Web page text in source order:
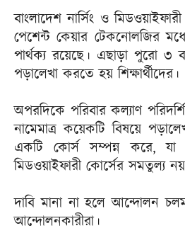
বাংলাদেশ নার্সিং ও
পেশেন্ট কেয়ার টেকনোলজির
পার্থক্য রয়েছে। এছাড়া পুরো ৩
পড়ালেখা করতে হয় শিক্ষার্থীদের।
অপরদিকে পরিবার কল্যাণ
নামেমাত্র কয়েকটি বিষয়ে
একটি কোর্স সম্পন্ন করে, যা
মিডওয়াইফারী কোর্সের সমতুল্য
দাবি মানা না হলে আন্দোলন
আন্দোলনকারীরা।